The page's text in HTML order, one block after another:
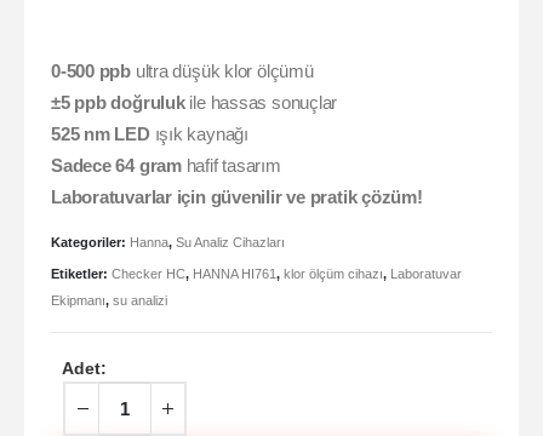
0-500 ppb ultra düşük klor ölçümü
±5 ppb doğrulukile hassas sonuçlar
525 nm LEDışık kaynağı
Sadece 64 gramhafif tasarım
Laboratuvarlar için güvenilir ve pratik çözüm!
Kategoriler: Hanna, Su Analiz Cihazları
Etiketler: Checker HC, HANNA HI761, klor ölçüm cihazı, Laboratuvar
Ekipmanı, su analizi
Adet: